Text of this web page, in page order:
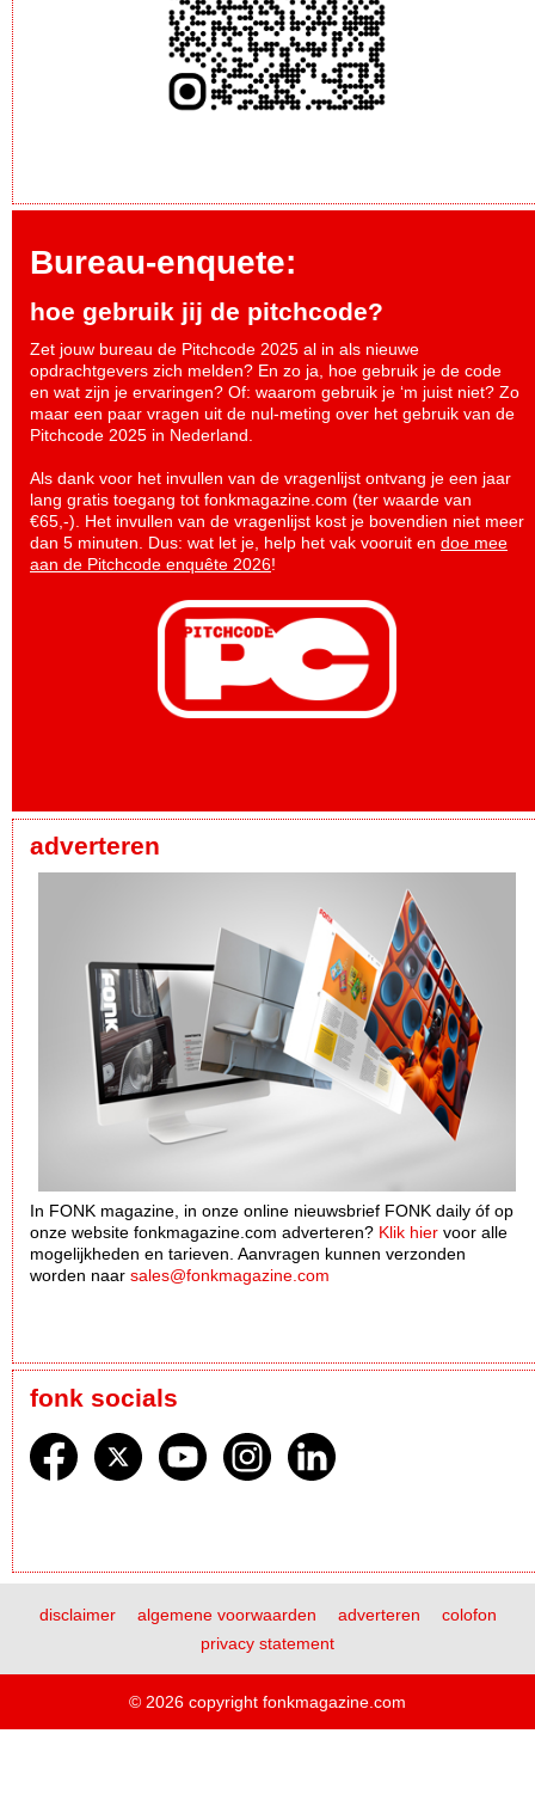
Bureau-enquete:
hoe gebruik jij de pitchcode?
Zet jouw bureau de Pitchcode 2025 al in als nieuwe
opdrachtgevers zich melden? En zo ja, hoe gebruik je de code
en wat zijn je ervaringen? Of: waarom gebruik je ‘m juist niet? Zo
maar een paar vragen uit de nul-meting over het gebruik van de
Pitchcode 2025 in Nederland.
Als dank voor het invullen van de vragenlijst ontvang je een jaar
lang gratis toegang tot fonkmagazine.com (ter waarde van
€65,-). Het invullen van de vragenlijst kost je bovendien niet meer
dan 5 minuten. Dus: wat let je, help het vak vooruit en doe mee
aan de Pitchcode enquête 2026!
adverteren
In FONK magazine, in onze online nieuwsbrief FONK daily óf op
onze website fonkmagazine.com adverteren? Klik hier voor alle
mogelijkheden en tarieven. Aanvragen kunnen verzonden
worden naar sales@fonkmagazine.com
fonk socials
disclaimer algemene voorwaarden adverteren
colofon
privacy statement
© 2026 copyright fonkmagazine.com